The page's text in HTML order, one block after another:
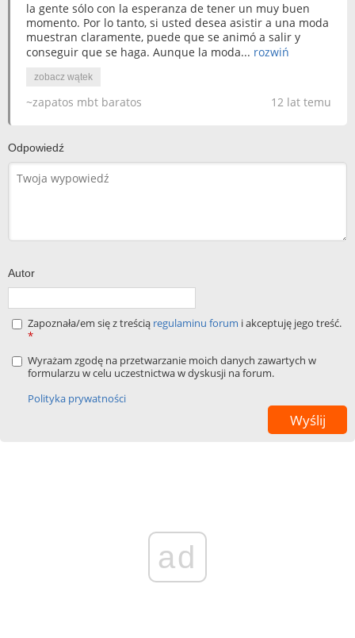
la gente sólo con la esperanza de tener un muy buen
momento. Por lo tanto, si usted desea asistir a una moda
muestran claramente, puede que se animó a salir y
conseguir que se haga. Aunque la moda... rozwiń
zobacz wątek
12 lat temu
~zapatos mbt baratos
Odpowiedź
Autor
Zapoznała/em się z treścią regulaminu forum i akceptuję jego treść.
*
Wyrażam zgodę na przetwarzanie moich danych zawartych w
formularzu w celu uczestnictwa w dyskusji na forum.
Polityka prywatności
ad